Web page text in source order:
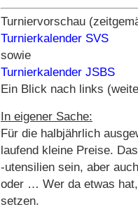
Turniervorschau
Turnierkalender SVS
sowie
Turnierkalender JSBS
Ein Blick nach links
In eigener Sache:
Für die halbjährlich
laufend kleine Preise.
-utensilien sein, aber
oder … Wer da etwas
setzen.